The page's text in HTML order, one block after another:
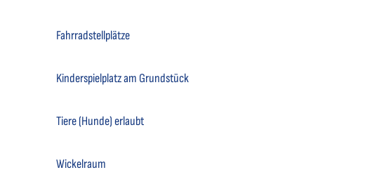
Fahrradstellplätze
Kinderspielplatz am Grundstück
Tiere (Hunde) erlaubt
Wickelraum